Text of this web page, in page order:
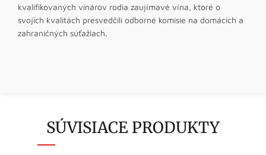
kvalifikovaných vinárov rodia zaujímavé vína, ktoré o
svojich kvalitách presvedčili odborné komisie na domácich a
zahraničných súťažiach.
SÚVISIACE PRODUKTY